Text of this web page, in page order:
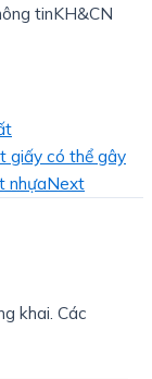
tinKH&CN
giấy có thể gây
nhựaNext
khai. Các